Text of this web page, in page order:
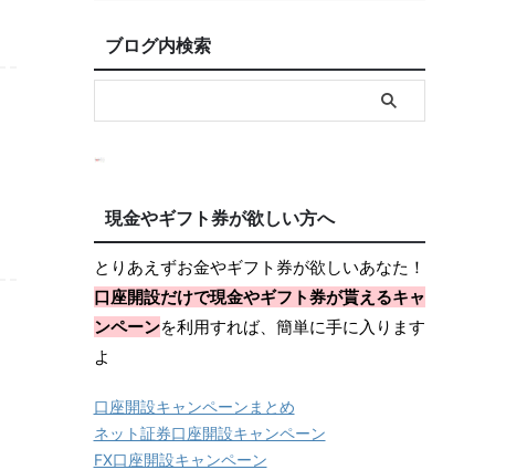
ブログ内検索
現金やギフト券が欲しい方へ
とりあえずお金やギフト券が欲しいあなた！
口座開設だけで現金やギフト券が貰えるキャ
ンペーンを利用すれば、簡単に手に入ります
よ
口座開設キャンペーンまとめ
ネット証券口座開設キャンペーン
FX口座開設キャンペーン